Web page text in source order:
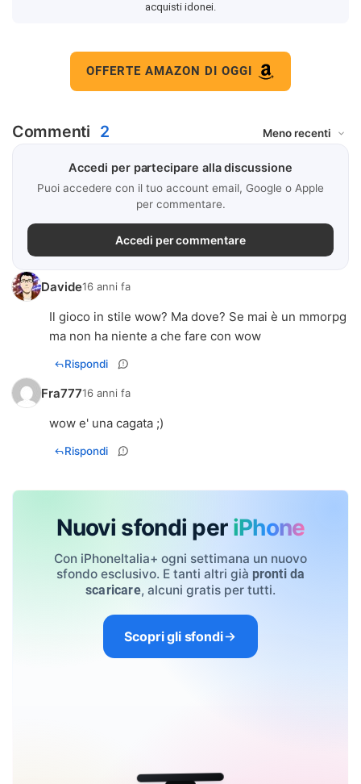
acquisti idonei.
OFFERTE AMAZON DI OGGI
Commenti 2
Accedi per partecipare alla discussione
Puoi accedere con il tuo account email, Google o Apple
per commentare.
Accedi per commentare
Davide16 anni fa
Il gioco in stile wow? Ma dove? Se mai è un mmorpg
ma non ha niente a che fare con wow
Rispondi
Fra77716 anni fa
wow e' una cagata ;)
Rispondi
Nuovi sfondi per iPhone
Con iPhoneItalia+ ogni settimana un nuovo
sfondo esclusivo. E tanti altri già pronti da
scaricare, alcuni gratis per tutti.
Scopri gli sfondi